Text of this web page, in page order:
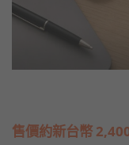
售價約新台幣